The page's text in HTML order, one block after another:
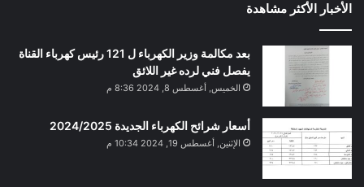
الأخبار الأكثر مشاهدة
بعد مكالمة وزير الكهرباء ل 121 رئيس كهرباء القناة
يفصل فني لرده غير اللائق
الخميس, أغسطس 8, 2024 8:36 م
أسعار شرائح الكهرباء الجديدة 2024/2025
الإثنين, أغسطس 19, 2024 10:34 م